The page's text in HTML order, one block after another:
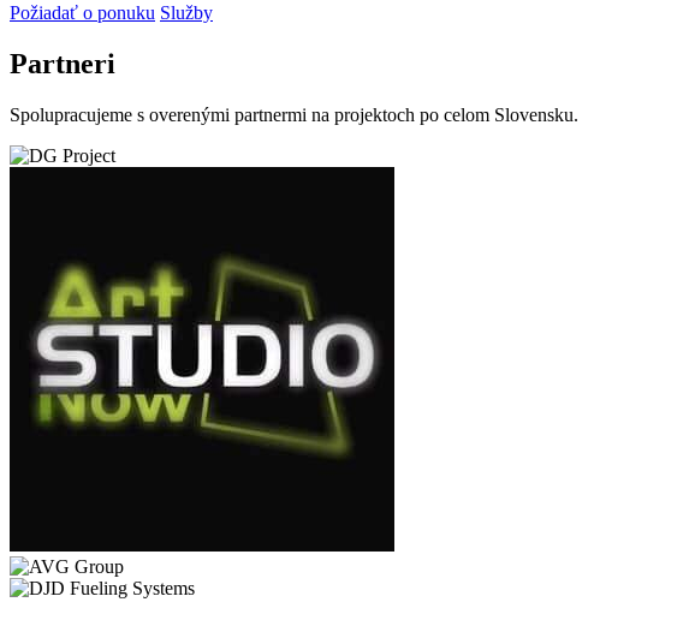
Požiadať o ponuku Služby
Partneri
Spolupracujeme s overenými partnermi na projektoch po celom Slovensku.